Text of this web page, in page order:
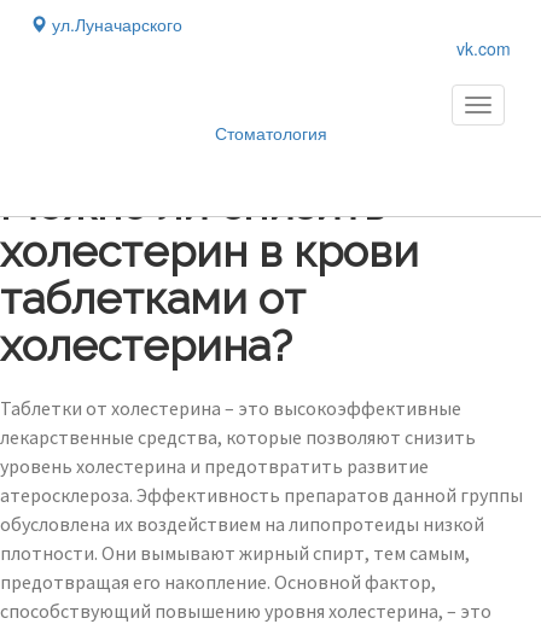
ул.Луначарского
vk.com
Стоматология
Toggle
Можно ли снизить
холестерин в крови
таблетками от
холестерина?
Таблетки от холестерина – это высокоэффективные
лекарственные средства, которые позволяют снизить
уровень холестерина и предотвратить развитие
атеросклероза. Эффективность препаратов данной группы
обусловлена их воздействием на липопротеиды низкой
плотности. Они вымывают жирный спирт, тем самым,
предотвращая его накопление. Основной фактор,
способствующий повышению уровня холестерина, – это